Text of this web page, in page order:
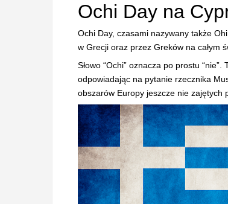
Ochi Day na
Ochi Day, czasami nazywany także
w Grecji oraz przez Greków na całym
Słowo “Ochi” oznacza po prostu
odpowiadając na pytanie rzecznika
obszarów Europy jeszcze nie zajętych